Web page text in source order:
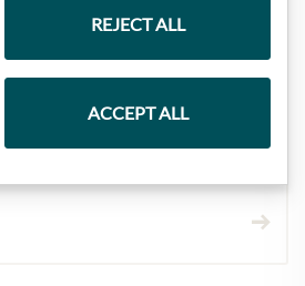
REJECT ALL
ACCEPT ALL